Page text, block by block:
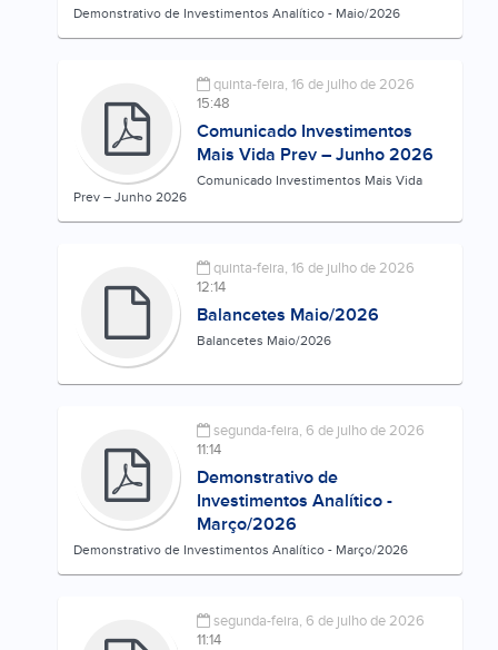
Demonstrativo de Investimentos Analítico - Maio/2026
quinta-feira, 16 de julho de 2026
15:48
Comunicado Investimentos
Mais Vida Prev – Junho 2026
Comunicado Investimentos Mais Vida
Prev – Junho 2026
quinta-feira, 16 de julho de 2026
12:14
Balancetes Maio/2026
Balancetes Maio/2026
segunda-feira, 6 de julho de 2026
11:14
Demonstrativo de
Investimentos Analítico -
Março/2026
Demonstrativo de Investimentos Analítico - Março/2026
segunda-feira, 6 de julho de 2026
11:14